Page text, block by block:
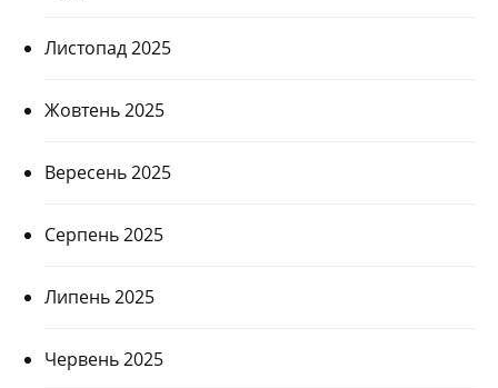
Листопад 2025
Жовтень 2025
Вересень 2025
Серпень 2025
Липень 2025
Червень 2025